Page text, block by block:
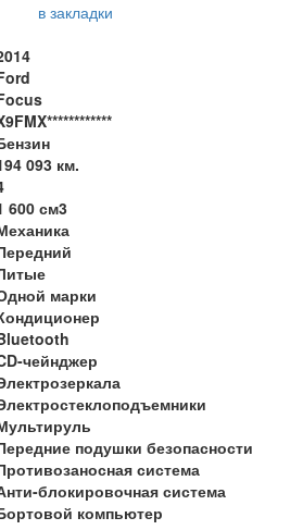
в закладки
093 км.
600 см3
марки
чейнджер
подушки безопасности
система
блокировочная система
компьютер